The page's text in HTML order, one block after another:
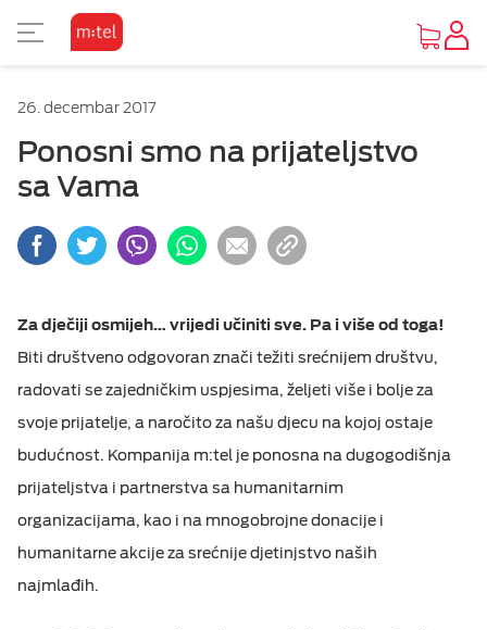
Osnovni prikaz
26. decembar 2017
Ponosni smo na prijateljstvo
sa Vama
Za dječiji osmijeh… vrijedi učiniti sve. Pa i više od toga!
Biti društveno odgovoran znači težiti srećnijem društvu,
radovati se zajedničkim uspjesima, željeti više i bolje za
svoje prijatelje, a naročito za našu djecu na kojoj ostaje
budućnost. Kompanija m:tel je ponosna na dugogodišnja
prijateljstva i partnerstva sa humanitarnim
organizacijama, kao i na mnogobrojne donacije i
humanitarne akcije za srećnije djetinjstvo naših
najmlađih.